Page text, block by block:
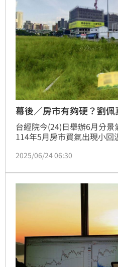
幕後／房市有夠硬？劉
台經院今(24)日舉辦6月分景
114年5月房市買氣出現小回
川普5月關稅戰暫緩，台灣股
讓價潮不易擴大。另，5月
反映房市整體持續受政策與
供過於求問題，房市整體恐
2025/06/24 06:30